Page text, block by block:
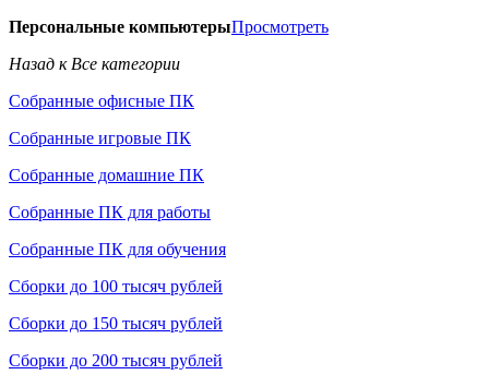
Персональные компьютерыПросмотреть
Назад к Все категории
Собранные офисные ПК
Собранные игровые ПК
Собранные домашние ПК
Собранные ПК для работы
Собранные ПК для обучения
Сборки до 100 тысяч рублей
Сборки до 150 тысяч рублей
Сборки до 200 тысяч рублей